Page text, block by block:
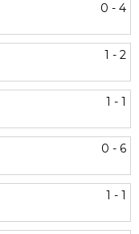
0 - 4
1 - 2
1 - 1
0 - 6
1 - 1